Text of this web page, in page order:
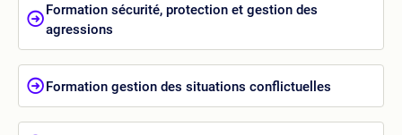
Formation sécurité, protection et gestion des
agressions
Formation gestion des situations conflictuelles